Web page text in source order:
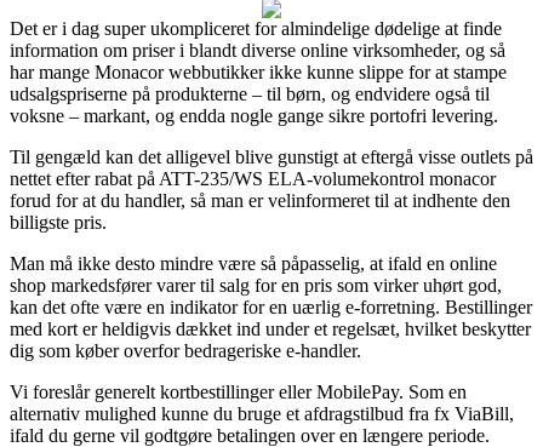
Det er i dag super ukompliceret for almindelige dødelige at finde
information om priser i blandt diverse online virksomheder, og så
har mange Monacor webbutikker ikke kunne slippe for at stampe
udsalgspriserne på produkterne – til børn, og endvidere også til
voksne – markant, og endda nogle gange sikre portofri levering.
Til gengæld kan det alligevel blive gunstigt at eftergå visse outlets på
nettet efter rabat på ATT-235/WS ELA-volumekontrol monacor
forud for at du handler, så man er velinformeret til at indhente den
billigste pris.
Man må ikke desto mindre være så påpasselig, at ifald en online
shop markedsfører varer til salg for en pris som virker uhørt god,
kan det ofte være en indikator for en uærlig e-forretning. Bestillinger
med kort er heldigvis dækket ind under et regelsæt, hvilket beskytter
dig som køber overfor bedrageriske e-handler.
Vi foreslår generelt kortbestillinger eller MobilePay. Som en
alternativ mulighed kunne du bruge et afdragstilbud fra fx ViaBill,
ifald du gerne vil godtgøre betalingen over en længere periode.